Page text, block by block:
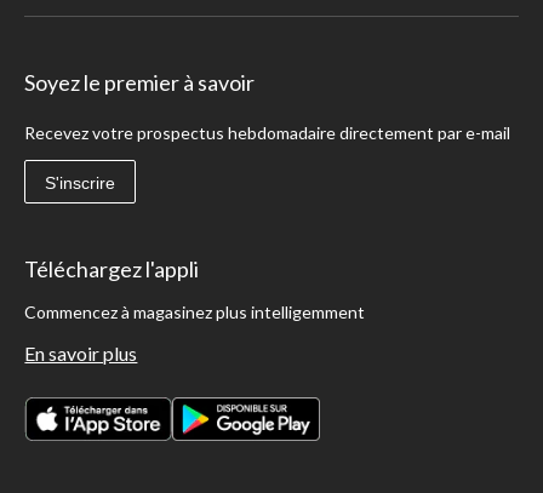
Soyez le premier à savoir
Recevez votre prospectus hebdomadaire directement par e-mail
S'inscrire
Téléchargez l'appli
Commencez à magasinez plus intelligemment
En savoir plus